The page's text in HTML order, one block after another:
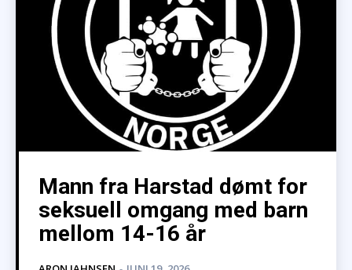
Mann fra Harstad dømt for
seksuell omgang med barn
mellom 14-16 år